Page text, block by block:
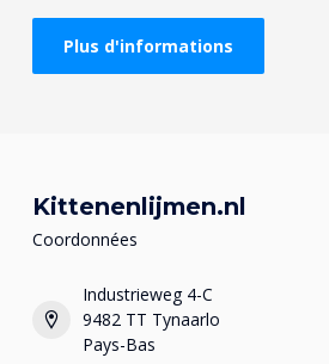
Plus d'informations
Kittenenlijmen.nl
Coordonnées
Industrieweg 4-C
9482 TT Tynaarlo
Pays-Bas